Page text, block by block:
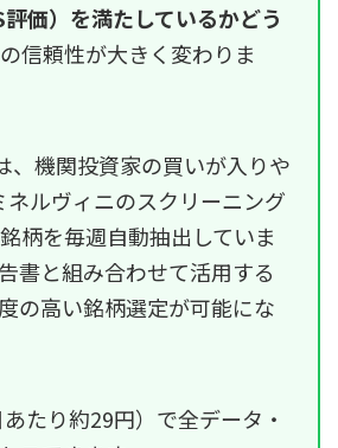
価）を満たしているかどう
信頼性が大きく変わりま
、機関投資家の買いが入りや
ルヴィニのスクリーニング
柄を毎週自動抽出していま
書と組み合わせて活用する
の高い銘柄選定が可能にな
たり約29円）で全データ・